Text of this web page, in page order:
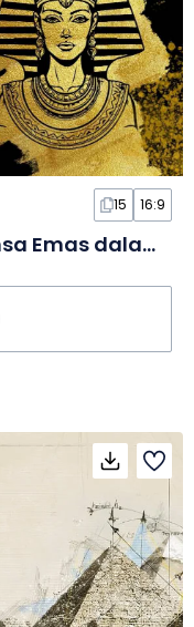
15 16:9
Biografi Cleopatra Bernuansa Emas dalam Slide